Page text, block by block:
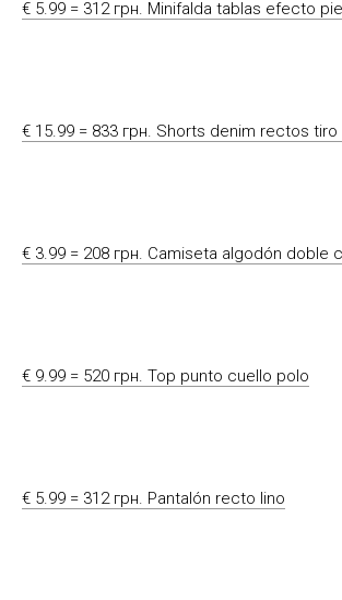
€ 5.99 = 312 грн. Minifalda tablas efecto piel
€ 15.99 = 833 грн. Shorts denim rectos tiro
€ 3.99 = 208 грн. Camiseta algodón doble
€ 9.99 = 520 грн. Top punto cuello polo
€ 5.99 = 312 грн. Pantalón recto lino